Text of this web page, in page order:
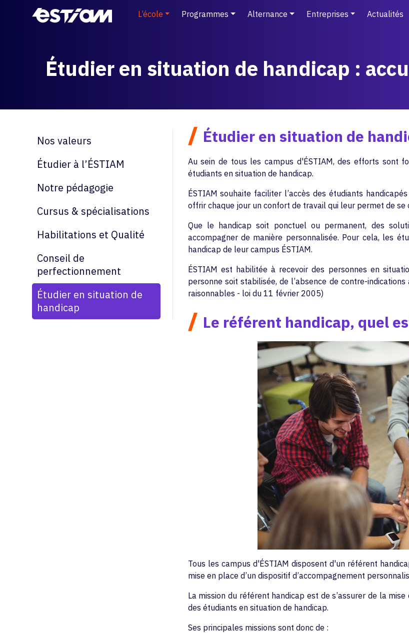
L’école Programmes Alternance Entreprises Actualités
Étudier en situation de handicap :
Nos valeurs
Étudier à l’ÉSTIAM
Notre pédagogie
Cursus & spécialisations
Habilitations et Qualité
Conseil de
perfectionnement
Étudier en situation de
handicap
/ Étudier en situation de
Au sein de tous les campus d'ÉSTIAM, des efforts sont
étudiants en situation de handicap.
ÉSTIAM souhaite faciliter l’accès des étudiants
offrir chaque jour un confort de travail qui leur permet de
Que le handicap soit ponctuel ou permanent, des
accompagner de manière personnalisée. Pour cela, les
handicap de leur campus ÉSTIAM.
ÉSTIAM est habilitée à recevoir des personnes en
personne soit stabilisée, de l’absence de contre-
raisonnables - loi du 11 février 2005)
/ Le référent handicap, quel
Tous les campus d'ÉSTIAM disposent d'un référent
mise en place d’un dispositif d’accompagnement
La mission du référent handicap est de s’assurer de la
des étudiants en situation de handicap.
Ses principales missions sont donc de :